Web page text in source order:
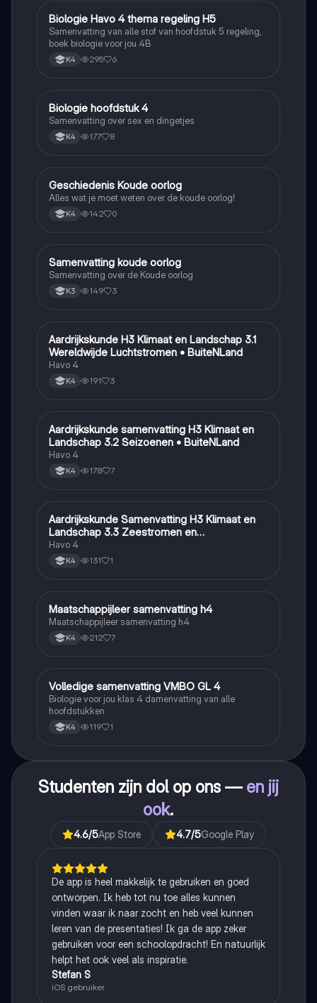
Biologie
Biologie Havo 4 thema regeling H5
Samenvatting van alle stof van hoofdstuk 5 regeling,
boek biologie voor jou 4B
K4 295 6
Biologie
Biologie hoofdstuk 4
Samenvatting over sex en dingetjes
K4 177 8
Geschiedenis
Geschiedenis Koude oorlog
Alles wat je moet weten over de koude oorlog!
K4 142 0
Geschiedenis
Samenvatting koude oorlog
Samenvatting over de Koude oorlog
K3 149 3
Aardrijkskunde
Aardrijkskunde H3 Klimaat en Landschap 3.1
Wereldwijde Luchtstromen • BuiteNLand
Havo 4
K4 191 3
Aardrijkskunde
Aardrijkskunde samenvatting H3 Klimaat en
Landschap 3.2 Seizoenen • BuiteNLand
Havo 4
K4 178 7
Aardrijkskunde
Aardrijkskunde Samenvatting H3 Klimaat en
Landschap 3.3 Zeestromen en
Klimaatgebieden • BuiteNLand
Havo 4
K4 131 1
Maatschappijleer
Maatschappijleer samenvatting h4
Maatschappijleer samenvatting h4
K4 212 7
Biologie
Volledige samenvatting VMBO GL 4
Biologie voor jou klas 4 damenvatting van alle
hoofdstukken
K4 119 1
Studenten zijn dol op ons — en jij
ook.
4.6/5App Store 4.7/5Google Play
De app is heel makkelijk te gebruiken en goed
ontworpen. Ik heb tot nu toe alles kunnen
vinden waar ik naar zocht en heb veel kunnen
leren van de presentaties! Ik ga de app zeker
gebruiken voor een schoolopdracht! En natuurlijk
helpt het ook veel als inspiratie.
Stefan S
iOS gebruiker